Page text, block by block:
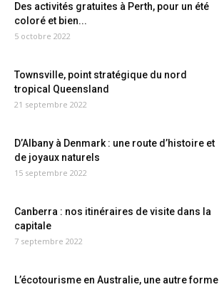
Des activités gratuites à Perth, pour un été
coloré et bien...
5 octobre 2022
Townsville, point stratégique du nord
tropical Queensland
21 septembre 2022
D’Albany à Denmark : une route d’histoire et
de joyaux naturels
15 septembre 2022
Canberra : nos itinéraires de visite dans la
capitale
7 septembre 2022
L’écotourisme en Australie, une autre forme